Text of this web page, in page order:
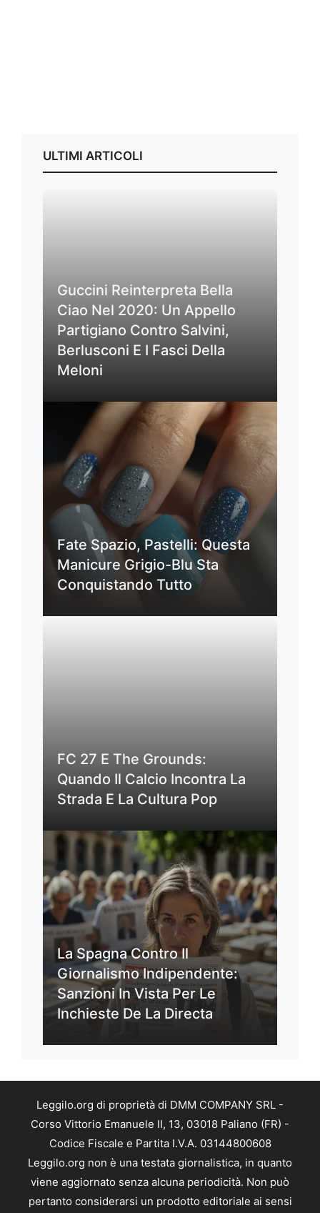
ULTIMI ARTICOLI
Guccini Reinterpreta Bella
Ciao Nel 2020: Un Appello
Partigiano Contro Salvini,
Berlusconi E I Fasci Della
Meloni
Fate Spazio, Pastelli: Questa
Manicure Grigio-Blu Sta
Conquistando Tutto
FC 27 E The Grounds:
Quando Il Calcio Incontra La
Strada E La Cultura Pop
La Spagna Contro Il
Giornalismo Indipendente:
Sanzioni In Vista Per Le
Inchieste De La Directa
Leggilo.org di proprietà di DMM COMPANY SRL -
Corso Vittorio Emanuele II, 13, 03018 Paliano (FR) -
Codice Fiscale e Partita I.V.A. 03144800608
Leggilo.org non è una testata giornalistica, in quanto
viene aggiornato senza alcuna periodicità. Non può
pertanto considerarsi un prodotto editoriale ai sensi